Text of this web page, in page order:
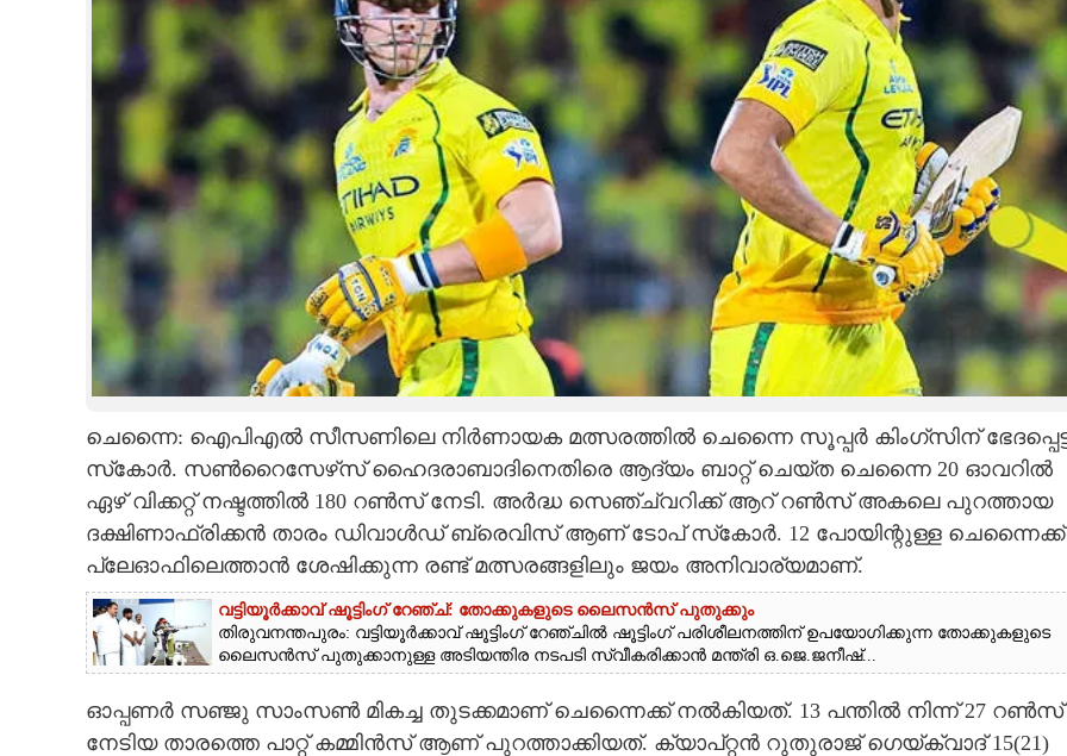
CARTOONS
LITERATURE
CONTACT US
ചെന്നൈ: ഐപിഎല്‍ സീസണിലെ നിര്‍ണായക മത്സരത്തില്‍ ചെന്നൈ സൂപ്പര്‍ കിംഗ്‌സിന്
സ്‌കോര്‍. സണ്‍റൈസേഴ്‌സ് ഹൈദരാബാദിനെതിരെ ആദ്യം ബാറ്റ് ചെയ്ത ചെന്നൈ 20 ഓവറില്‍
ഏഴ് വിക്കറ്റ് നഷ്ടത്തില്‍ 180 റണ്‍സ് നേടി. അര്‍ദ്ധ സെഞ്ച്വറിക്ക് ആറ് റണ്‍സ് അകലെ പുറത്തായ
ദക്ഷിണാഫ്രിക്കന്‍ താരം ഡിവാള്‍ഡ് ബ്രെവിസ് ആണ് ടോപ് സ്‌കോര്‍. 12 പോയിന്റുള്ള ചെന്നൈക്ക്
പ്ലേഓഫിലെത്താന്‍ ശേഷിക്കുന്ന രണ്ട് മത്സരങ്ങളിലും ജയം അനിവാര്യമാണ്.
വട്ടിയൂർക്കാവ് ഷൂട്ടിംഗ് റേഞ്ച്: തോക്കുകളുടെ ലൈസൻസ് പുതുക്കും
തിരുവനന്തപുരം: വട്ടിയൂർക്കാവ് ഷൂട്ടിംഗ് റേഞ്ചിൽ ഷൂട്ടിംഗ് പരിശീലനത്തിന് ഉപയോഗിക്കുന്ന തോക്കുകളുടെ
ലൈസൻസ് പുതുക്കാനുള്ള അടിയന്തിര നടപടി സ്വീകരിക്കാൻ മന്ത്രി ഒ.ജെ.ജനീഷ്...
ഓപ്പണര്‍ സഞ്ജു സാംസണ്‍ മികച്ച തുടക്കമാണ് ചെന്നൈക്ക് നല്‍കിയത്. 13 പന്തില്‍ നിന്ന് 27 റണ്‍സ്
നേടിയ താരത്തെ പാറ്റ് കമ്മിന്‍സ് ആണ് പുറത്താക്കിയത്. ക്യാപ്റ്റന്‍ റുതുരാജ് ഗെയ്ക്‌വാദ് 15(21)